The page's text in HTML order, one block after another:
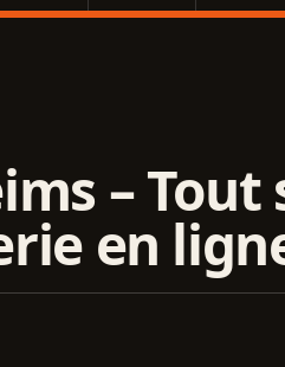
– Tout
en